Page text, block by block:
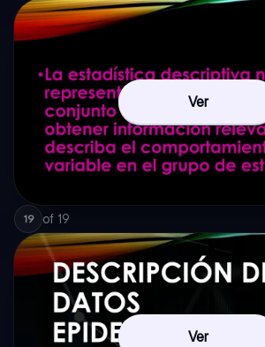
Ver
19 of 19
Ver